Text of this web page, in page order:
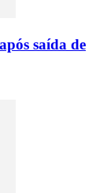
saída de